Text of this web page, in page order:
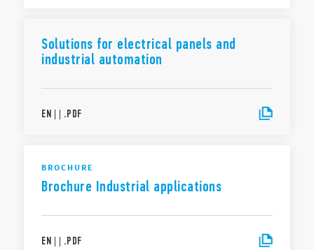
Solutions for electrical panels and
industrial automation
EN | | .PDF
BROCHURE
Brochure Industrial applications
EN | | .PDF